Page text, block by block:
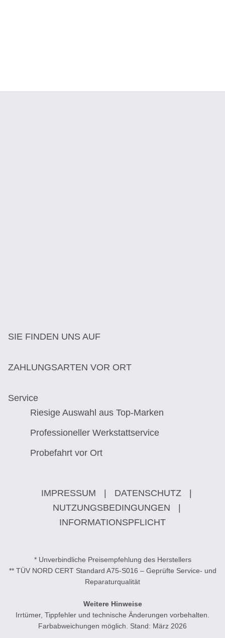
SIE FINDEN UNS AUF
ZAHLUNGSARTEN VOR ORT
Service
Riesige Auswahl aus Top-Marken
Professioneller Werkstattservice
Probefahrt vor Ort
IMPRESSUM DATENSCHUTZ
NUTZUNGSBEDINGUNGEN
INFORMATIONSPFLICHT
* Unverbindliche Preisempfehlung des Herstellers
** TÜV NORD CERT Standard A75-S016 – Geprüfte Service- und
Reparaturqualität
Weitere Hinweise
Irrtümer, Tippfehler und technische Änderungen vorbehalten.
Farbabweichungen möglich. Stand: März 2026